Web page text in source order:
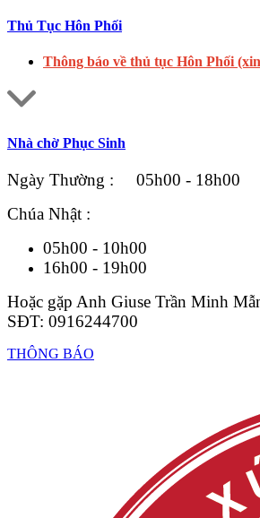
Thủ Tục Hôn Phối
Thông báo về thủ tục Hôn Phối
Nhà chờ Phục Sinh
Ngày Thường : 05h00 - 18h00
Chúa Nhật :
05h00 - 10h00
16h00 - 19h00
Hoặc gặp Anh Giuse Trần Minh
SĐT: 0916244700
THÔNG BÁO